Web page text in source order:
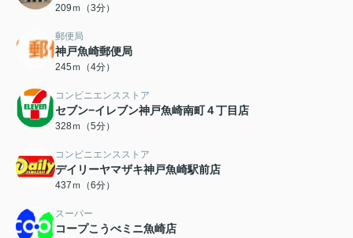
209ｍ（3分）
郵便局
神戸魚崎郵便局
245ｍ（4分）
コンビニエンスストア
セブン−イレブン神戸魚崎南町４丁目店
328ｍ（5分）
コンビニエンスストア
デイリーヤマザキ神戸魚崎駅前店
437ｍ（6分）
スーパー
コープこうべミニ魚崎店